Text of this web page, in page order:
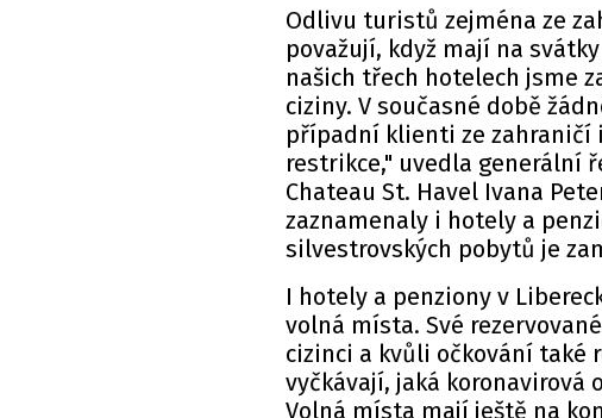
Odlivu turistů zejména ze
považují, když mají na
našich třech hotelech jsme
ciziny. V současné době
případní klienti ze zahraničí
restrikce," uvedla generální
Chateau St. Havel Ivana
zaznamenaly i hotely a
silvestrovských pobytů je
I hotely a penziony v
volná místa. Své
cizinci a kvůli očkování
vyčkávají, jaká
Volná místa mají ještě na